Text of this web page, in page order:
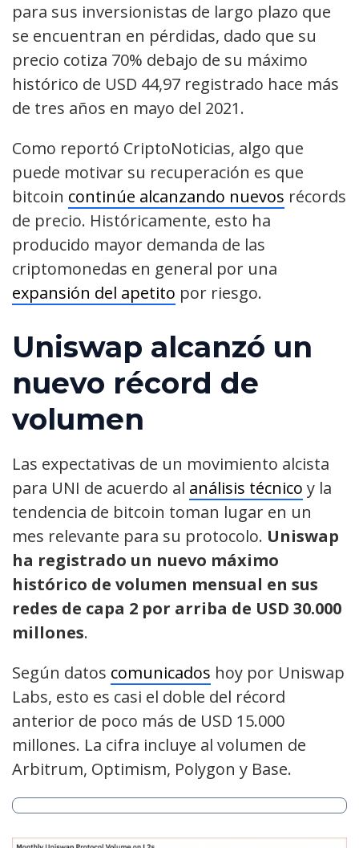
para sus inversionistas de largo plazo que
se encuentran en pérdidas, dado que su
precio cotiza 70% debajo de su máximo
histórico de USD 44,97 registrado hace más
de tres años en mayo del 2021.
Como reportó CriptoNoticias, algo que
puede motivar su recuperación es que
bitcoin continúe alcanzando nuevos récords
de precio. Históricamente, esto ha
producido mayor demanda de las
criptomonedas en general por una
expansión del apetito por riesgo.
Uniswap alcanzó un
nuevo récord de
volumen
Las expectativas de un movimiento alcista
para UNI de acuerdo al análisis técnico y la
tendencia de bitcoin toman lugar en un
mes relevante para su protocolo. Uniswap
ha registrado un nuevo máximo
histórico de volumen mensual en sus
redes de capa 2 por arriba de USD 30.000
millones.
Según datos comunicados hoy por Uniswap
Labs, esto es casi el doble del récord
anterior de poco más de USD 15.000
millones. La cifra incluye al volumen de
Arbitrum, Optimism, Polygon y Base.